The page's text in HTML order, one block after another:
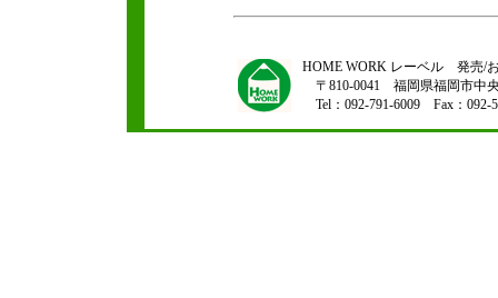
HOME WORK レーベル 発売/
〒810-0041 福岡県福岡市中
Tel：092-791-6009 Fax：092-